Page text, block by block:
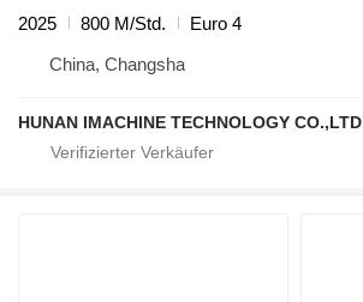
2025 800 M/Std.
Euro 4
China, Changsha
HUNAN IMACHINE TECHNOLOGY CO.,LTD